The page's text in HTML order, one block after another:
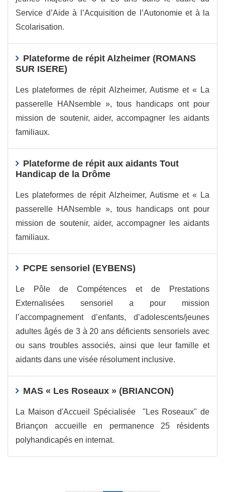
Service d’Aide à l’Acquisition de l’Autonomie et à la
Scolarisation.
Plateforme de répit Alzheimer (ROMANS
SUR ISERE)
Les plateformes de répit Alzheimer, Autisme et « La
passerelle HANsemble », tous handicaps ont pour
mission de soutenir, aider, accompagner les aidants
familiaux.
Plateforme de répit aux aidants Tout
Handicap de la Drôme
Les plateformes de répit Alzheimer, Autisme et « La
passerelle HANsemble », tous handicaps ont pour
mission de soutenir, aider, accompagner les aidants
familiaux.
PCPE sensoriel (EYBENS)
Le Pôle de Compétences et de Prestations
Externalisées sensoriel a pour mission
l’accompagnement d’enfants, d’adolescents/jeunes
adultes âgés de 3 à 20 ans déficients sensoriels avec
ou sans troubles associés, ainsi que leur famille et
aidants dans une visée résolument inclusive.
MAS « Les Roseaux » (BRIANCON)
La Maison d'Accueil Spécialisée "Les Roseaux" de
Briançon accueille en permanence 25 résidents
polyhandicapés en internat.